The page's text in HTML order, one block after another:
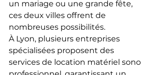
un mariage ou une grande fête,
ces deux villes offrent de
nombreuses possibilités.
À Lyon, plusieurs entreprises
spécialisées proposent des
services de location matériel sono